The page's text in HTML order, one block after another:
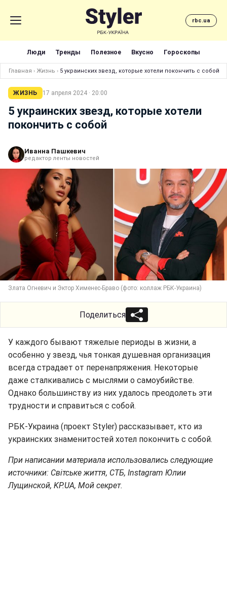
rbc.ua
Люди Тренды Полезное Вкусно Гороскопы
Главная › Жизнь › 5 украинских звезд, которые хотели покончить с собой
ЖИЗНЬ 17 апреля 2024 · 20:00
5 украинских звезд, которые хотели
покончить с собой
Иванна Пашкевич
редактор ленты новостей
Злата Огневич и Эктор Хименес-Браво (фото: коллаж РБК-Украина)
Поделиться
У каждого бывают тяжелые периоды в жизни, а
особенно у звезд, чья тонкая душевная организация
всегда страдает от перенапряжения. Некоторые
даже сталкивались с мыслями о самоубийстве.
Однако большинству из них удалось преодолеть эти
трудности и справиться с собой.
РБК-Украина (проект Styler) рассказывает, кто из
украинских знаменитостей хотел покончить с собой.
При написании материала использовались следующие
источники: Світське життя, СТБ, Instagram Юлии
Лущинской, KP.UA, Мой секрет.